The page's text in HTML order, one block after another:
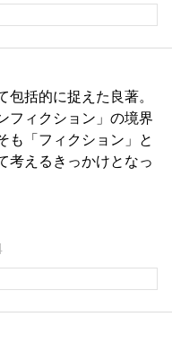
包括的に捉えた良著。
フィクション」の境界
も「フィクション」と
考えるきっかけとなっ